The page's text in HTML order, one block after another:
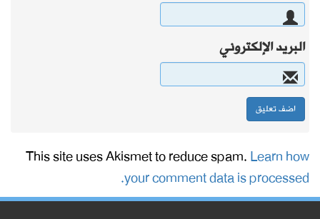
البريد الإلكتروني
This site uses Akismet to reduce spam.Learn how
your comment data is processed.